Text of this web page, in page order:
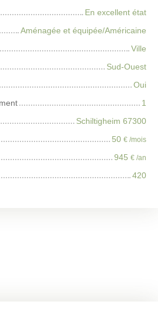
En excellent état
Aménagée et équipée/Américaine
Ville
Sud-Ouest
Oui
1
Schiltigheim 67300
50 € /mois
945 € /an
420